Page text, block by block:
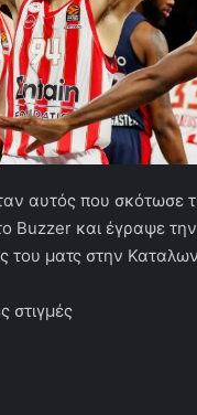
αυτός που σκότωσε
Buzzer και έγραψε την
του ματς στην
στιγμές